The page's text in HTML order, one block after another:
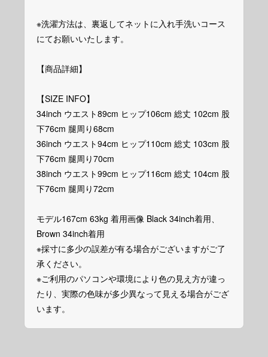
※洗濯方法は、裏返してネットに入れ手洗いコース
にてお願いいたします。
【商品詳細】
【SIZE INFO】
34inch ウエスト89cm ヒップ106cm 総丈 102cm 股
下76cm 腿周り68cm
36inch ウエスト94cm ヒップ110cm 総丈 103cm 股
下76cm 腿周り70cm
38inch ウエスト99cm ヒップ116cm 総丈 104cm 股
下76cm 腿周り72cm
モデル167cm 63kg 着用画像 Black 34inch着用、
Brown 34inch着用
※採寸に多少の誤差が有る場合がございますがご了
承ください。
※ご利用のパソコンや環境により色の見え方が違っ
たり、実際の色味が多少異なって見える場合がござ
います。